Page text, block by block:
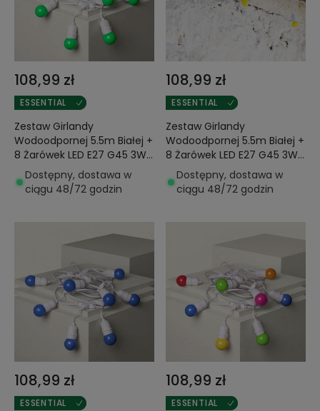
108,99 zł
ESSENTIAL
Zestaw Girlandy
Wodoodpornej 5.5m Białej +
8 Żarówek LED E27 G45 3W
Kolorowych
Dostępny, dostawa w
ciągu 48/72 godzin
108,99 zł
ESSENTIAL
Zestaw Girlandy
Wodoodpornej 5.5m Białej +
8 Żarówek LED E27 G45 3W
Kolorowych
Dostępny, dostawa w
ciągu 48/72 godzin
108,99 zł
ESSENTIAL
108,99 zł
ESSENTIAL